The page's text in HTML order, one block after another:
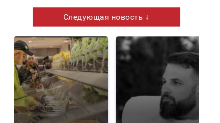
Следующая новость ↓